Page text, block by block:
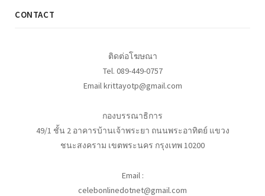
CONTACT
ติดต่อโฆษณา
Tel. 089-449-0757
Email krittayotp@gmail.com
กองบรรณาธิการ
49/1 ชั้น 2 อาคารบ้านเจ้าพระยา ถนนพระอาทิตย์ แขวง
ชนะสงคราม เขตพระนคร กรุงเทพ 10200
Email :
celebonlinedotnet@gmail.com